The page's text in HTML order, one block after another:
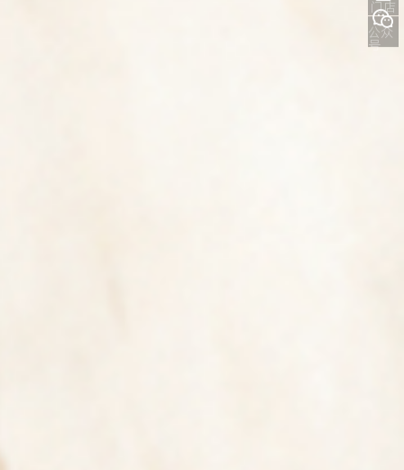
门店
公众
号